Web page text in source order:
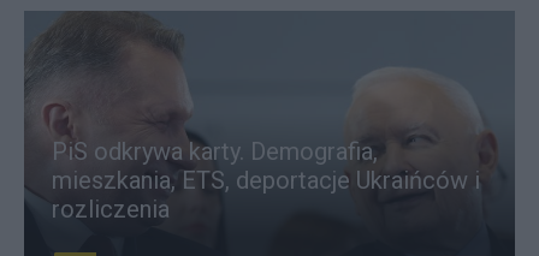
PiS odkrywa karty. Demografia,
mieszkania, ETS, deportacje Ukraińców i
rozliczenia